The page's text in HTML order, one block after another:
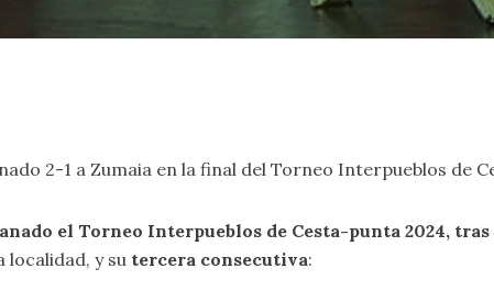
2-1 a Zumaia en la final del Torneo Interpueblos de
el Torneo Interpueblos de Cesta-punta 2024, tras
localidad, y su tercera consecutiva: